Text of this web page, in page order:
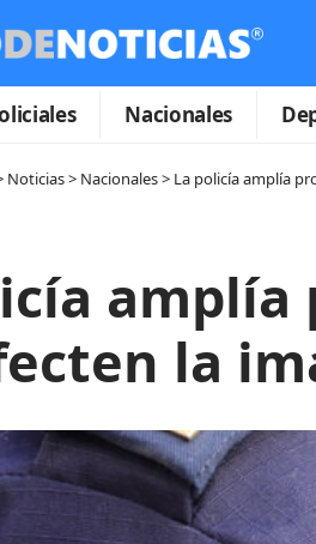
Nacionales
Noticias> Nacionales> La policía amplía
la